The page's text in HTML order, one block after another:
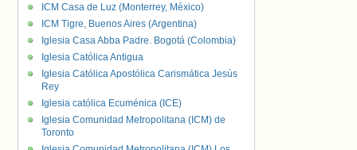
ICM Casa de Luz (Monterrey, México)
ICM Tigre, Buenos Aires (Argentina)
Iglesia Casa Abba Padre. Bogotá (Colombia)
Iglesia Católica Antigua
Iglesia Católica Apostólica Carismática Jesús
Rey
Iglesia católica Ecuménica (ICE)
Iglesia Comunidad Metropolitana (ICM) de
Toronto